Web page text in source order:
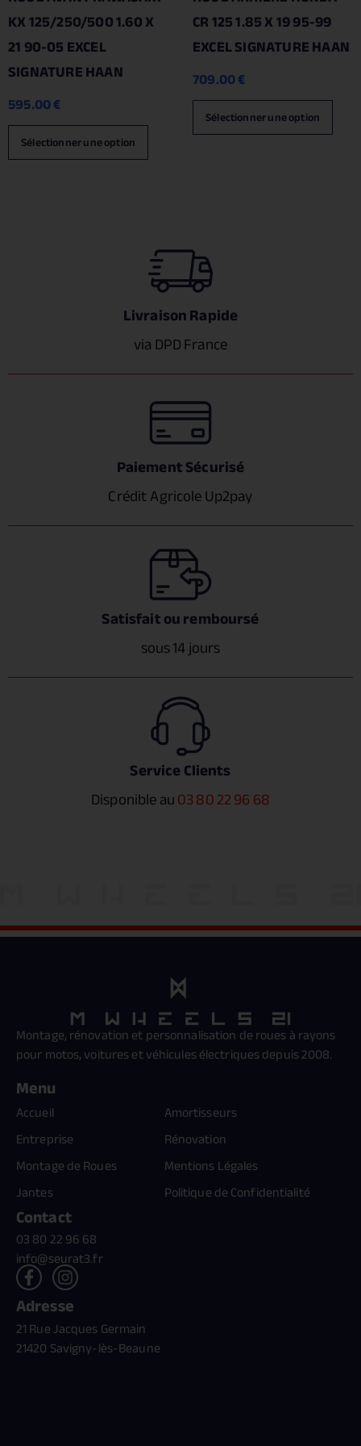
KX 125/250/500 1.60 X
21 90-05 EXCEL
SIGNATURE HAAN
595.00€
Sélectionner une option
CR 125 1.85 X 19 95-99
EXCEL SIGNATURE HAAN
709.00€
Sélectionner une option
Livraison Rapide
via DPD France
Paiement Sécurisé
Crédit Agricole Up2pay
Satisfait ou remboursé
sous 14 jours
Service Clients
Disponible au03 80 22 96 68
Montage, rénovation et personnalisation de roues à rayons
pour motos, voitures et véhicules électriques depuis 2008.
Menu
Accueil
Entreprise
Montage de Roues
Jantes
Amortisseurs
Rénovation
Mentions Légales
Politique de Confidentialité
Contact
03 80 22 96 68
info@seurat3.fr
Adresse
21 Rue Jacques Germain
21420 Savigny-lès-Beaune